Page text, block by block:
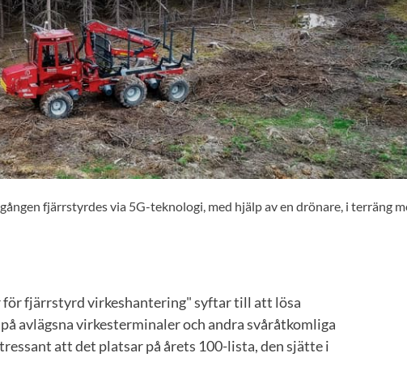
fjärrstyrdes via 5G-teknologi, med hjälp av en drönare, i terräng
fjärrstyrd virkeshantering" syftar till att lösa
avlägsna virkesterminaler och andra svåråtkomliga
att det platsar på årets 100-lista, den sjätte i